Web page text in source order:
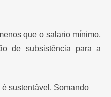
que o salario mínimo,
de subsistência para a
sustentável. Somando